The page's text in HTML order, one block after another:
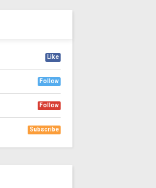
Like
Follow
Follow
Subscribe